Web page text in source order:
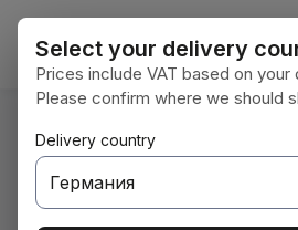
Преминете към основното
Вие сте тук: Начална страница
Бои и лакове
Select your delivery
Prices include VAT based on your
Please confirm where we should
Delivery country